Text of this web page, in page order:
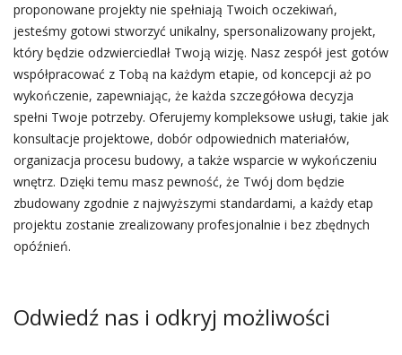
proponowane projekty nie spełniają Twoich oczekiwań,
jesteśmy gotowi stworzyć unikalny, spersonalizowany projekt,
który będzie odzwierciedlał Twoją wizję. Nasz zespół jest gotów
współpracować z Tobą na każdym etapie, od koncepcji aż po
wykończenie, zapewniając, że każda szczegółowa decyzja
spełni Twoje potrzeby. Oferujemy kompleksowe usługi, takie jak
konsultacje projektowe, dobór odpowiednich materiałów,
organizacja procesu budowy, a także wsparcie w wykończeniu
wnętrz. Dzięki temu masz pewność, że Twój dom będzie
zbudowany zgodnie z najwyższymi standardami, a każdy etap
projektu zostanie zrealizowany profesjonalnie i bez zbędnych
opóźnień.
Odwiedź nas i odkryj możliwości